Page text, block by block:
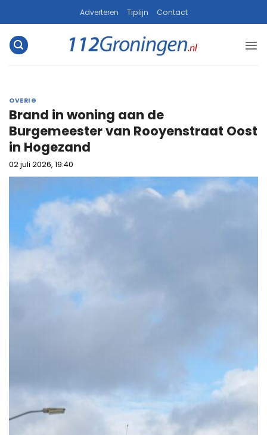
naar
inhoud
Adverteren Tiplijn Contact
OVERIG
Brand in woning aan de
Burgemeester van Rooyenstraat Oost
in Hogezand
02 juli 2026, 19:40